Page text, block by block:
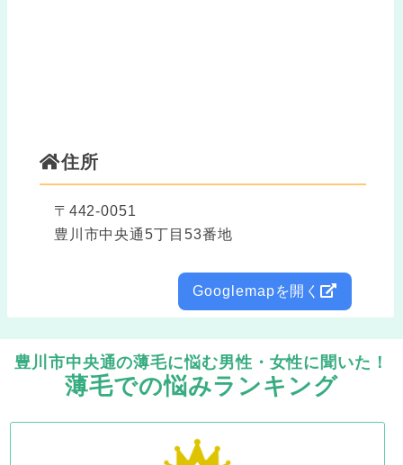
住所
〒442-0051
豊川市中央通5丁目53番地
Googlemapを開く
豊川市中央通の薄毛に悩む男性・女性に聞いた！
薄毛での悩みランキング